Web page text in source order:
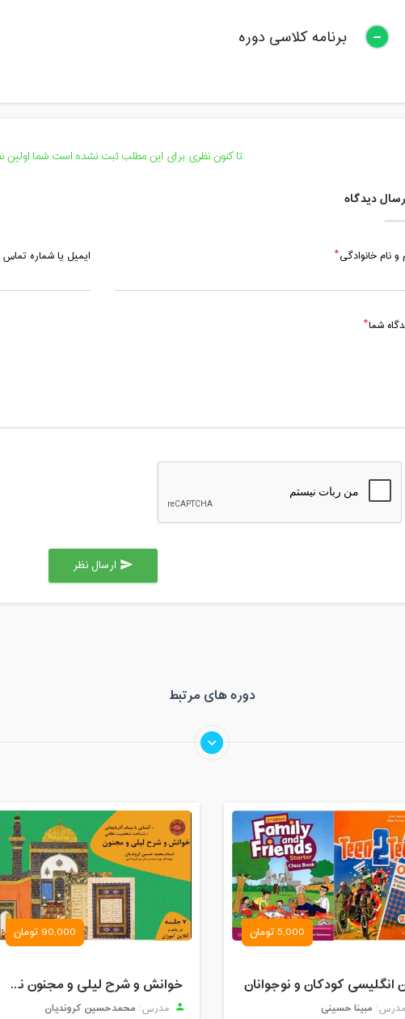
برنامه کلاسی دوره
تا کنون نظری برای این مطلب ثبت نشده است.شما اولین
دیدگاه
و نام خانوادگی ایمیل یا شماره
شما
send
دوره های مرتبط
5,000 تومان
انگلیسی کودکان و نوجوانان
مدرس: مبینا حسینی
90,000 تومان
خوانش و شرح لیلی و مجنون نظامی
مدرس: محمدحسین کروندیان